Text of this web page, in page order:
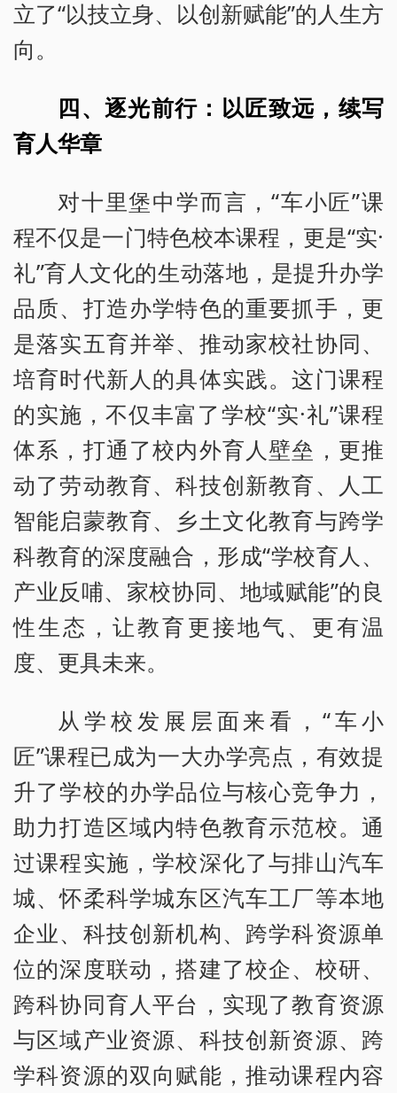
立了“以技立身、以创新赋能”的人生方
向。
四、逐光前行：以匠致远，续写
育人华章
对十里堡中学而言，“车小匠”课
程不仅是一门特色校本课程，更是“实·
礼”育人文化的生动落地，是提升办学
品质、打造办学特色的重要抓手，更
是落实五育并举、推动家校社协同、
培育时代新人的具体实践。这门课程
的实施，不仅丰富了学校“实·礼”课程
体系，打通了校内外育人壁垒，更推
动了劳动教育、科技创新教育、人工
智能启蒙教育、乡土文化教育与跨学
科教育的深度融合，形成“学校育人、
产业反哺、家校协同、地域赋能”的良
性生态，让教育更接地气、更有温
度、更具未来。
从学校发展层面来看，“车小
匠”课程已成为一大办学亮点，有效提
升了学校的办学品位与核心竞争力，
助力打造区域内特色教育示范校。通
过课程实施，学校深化了与排山汽车
城、怀柔科学城东区汽车工厂等本地
企业、科技创新机构、跨学科资源单
位的深度联动，搭建了校企、校研、
跨科协同育人平台，实现了教育资源
与区域产业资源、科技创新资源、跨
学科资源的双向赋能，推动课程内容